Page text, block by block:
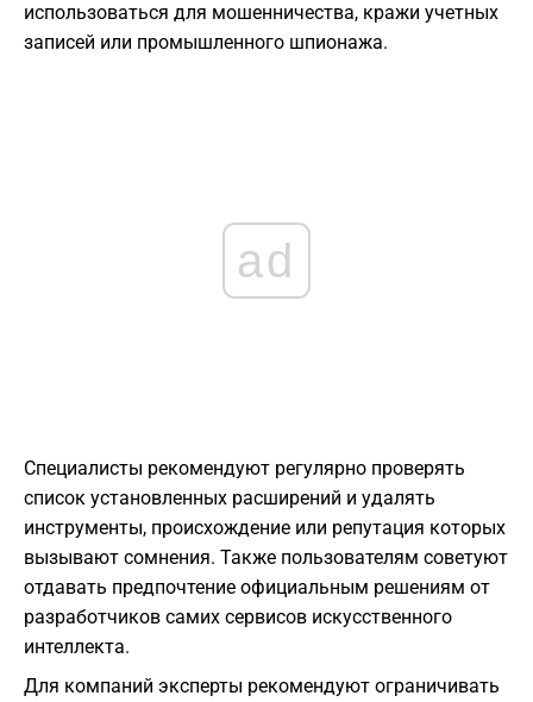
использоваться для мошенничества, кражи учетных
записей или промышленного шпионажа.
ad
Специалисты рекомендуют регулярно проверять
список установленных расширений и удалять
инструменты, происхождение или репутация которых
вызывают сомнения. Также пользователям советуют
отдавать предпочтение официальным решениям от
разработчиков самих сервисов искусственного
интеллекта.
Для компаний эксперты рекомендуют ограничивать